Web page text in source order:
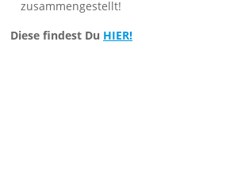
zusammengestellt!
Diese findest Du HIER!